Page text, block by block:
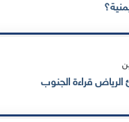
قراءة الجنوب